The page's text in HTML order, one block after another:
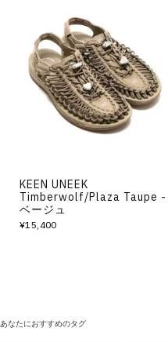
KEEN UNEEK
Timberwolf/Plaza Taupe -
ベージュ
¥15,400
あなたにおすすめのタグ